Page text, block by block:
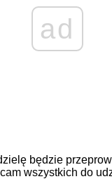
ad
będzie
wszystkich do